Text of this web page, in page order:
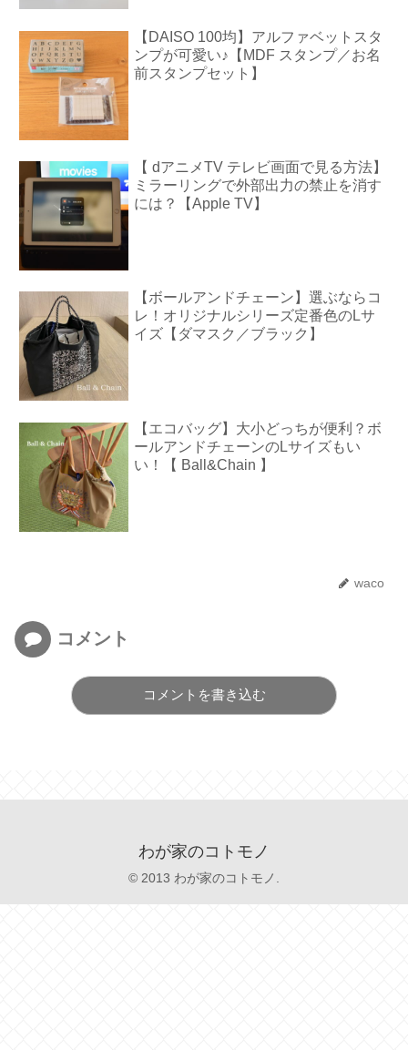
【DAISO 100均】アルファベットスタ
ンプが可愛い♪【MDF スタンプ／お名
前スタンプセット】
【 dアニメTV テレビ画面で見る方法】
ミラーリングで外部出力の禁止を消す
には？【Apple TV】
【ボールアンドチェーン】選ぶならコ
レ！オリジナルシリーズ定番色のLサ
イズ【ダマスク／ブラック】
【エコバッグ】大小どっちが便利？ボ
ールアンドチェーンのLサイズもい
い！【 Ball&Chain 】
waco
コメント
コメントを書き込む
わが家のコトモノ
© 2013 わが家のコトモノ.